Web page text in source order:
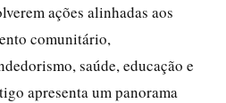
ações alinhadas aos
comunitário,
saúde, educação e
apresenta um panorama